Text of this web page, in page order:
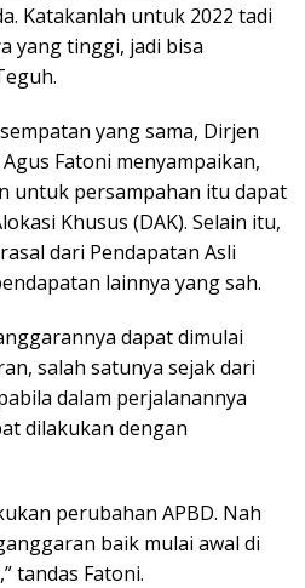
Katakanlah untuk 2022 tadi
yang tinggi, jadi bisa
yang sama, Dirjen
Fatoni menyampaikan,
untuk persampahan itu dapat
Khusus (DAK). Selain itu,
dari Pendapatan Asli
lainnya yang sah.
dapat dimulai
salah satunya sejak dari
dalam perjalanannya
dilakukan dengan
perubahan APBD. Nah
baik mulai awal di
tandas Fatoni.